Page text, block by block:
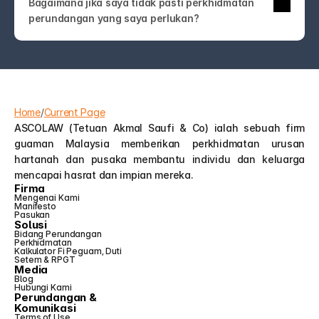
Bagaimana jika saya tidak pasti perkhidmatan
perundangan yang saya perlukan?
undang-undang! Hubungi kami sahaja. Pasukan
ASCOLAW akan membimbing anda ke
Home/Current Page
ASCOLAW (Tetuan Akmal Saufi & Co) ialah sebuah firm
guaman Malaysia memberikan perkhidmatan urusan
hartanah dan pusaka membantu individu dan keluarga
mencapai hasrat dan impian mereka.
Firma
Mengenai Kami
Manifesto
Pasukan
Solusi
Bidang Perundangan
Perkhidmatan
Kalkulator Fi Peguam, Duti
Setem & RPGT
Media
Blog
Hubungi Kami
Perundangan &
Komunikasi